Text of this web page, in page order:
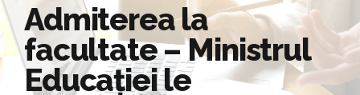
Admiterea la
facultate – Ministrul
Educației le